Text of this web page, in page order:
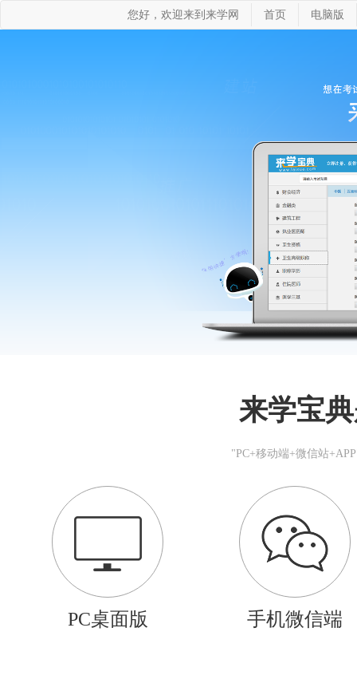
您好，欢迎来到来学网 首页 电脑版
来学宝
"PC+移动端+微信站
PC桌面版 手机微信端